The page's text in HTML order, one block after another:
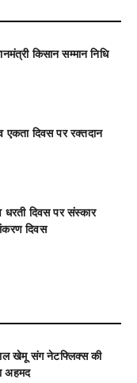
किसान सम्मान निधि
दिवस पर रक्तदान
दिवस पर संस्कार
दिवस
खेमू संग नेटफ्लिक्स की
अहमद